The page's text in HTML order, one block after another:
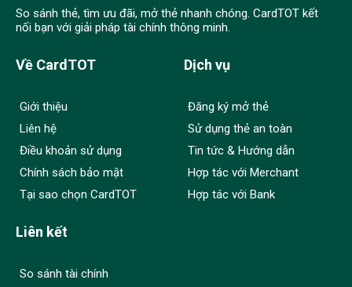
So sánh thẻ, tìm ưu đãi, mở thẻ nhanh chóng. CardTOT kết
nối bạn với giải pháp tài chính thông minh.
Về CardTOT
Giới thiệu
Liên hệ
Điều khoản sử dụng
Chính sách bảo mật
Tại sao chọn CardTOT
Dịch vụ
Đăng ký mở thẻ
Sử dụng thẻ an toàn
Tin tức & Hướng dẫn
Hợp tác với Merchant
Hợp tác với Bank
Liên kết
So sánh tài chính